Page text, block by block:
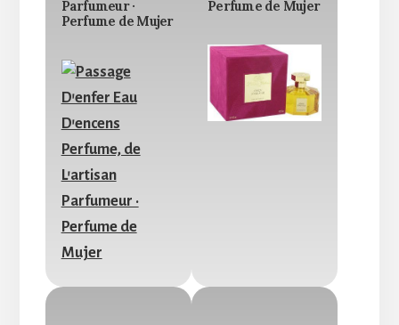
Parfumeur ·
Perfume de Mujer
Perfume de Mujer